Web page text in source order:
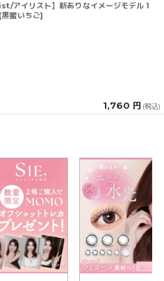
アイリスト】新ありなイメージモデル 1
蜜いちご]
1,760 円 (税込)